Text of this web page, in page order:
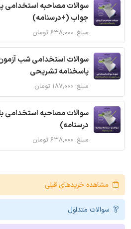
سوالات مصاحبه استخدامی
جواب (+درسنامه)
مبلغ: ۶۳۸,۰۰۰ تومان
سوالات استخدامی شب آزمون
پاسخنامه تشریحی
مبلغ: ۱۸۷,۰۰۰ تومان
سوالات مصاحبه استخدامی
درسنامه)
مبلغ: ۶۳۸,۰۰۰ تومان
مشاهده خریدهای قبلی
سوالات متداول